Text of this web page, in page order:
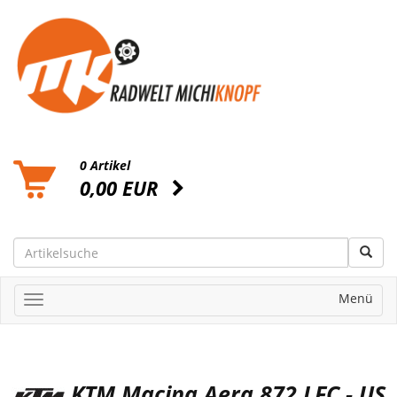
0 Artikel
0,00 EUR
Menü